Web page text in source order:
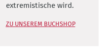
extremistische wird.
ZU UNSEREM BUCHSHOP